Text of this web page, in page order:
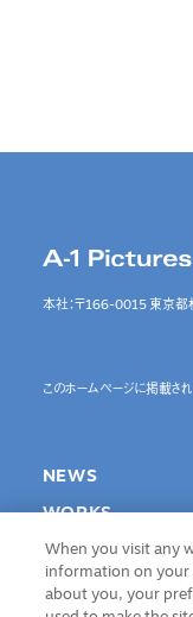
本社：〒166-0015 東京
このホームページに掲載さ
NEWS
WORKS
SPECIAL
INTERVIEW
When you visit any
information on
about you, your